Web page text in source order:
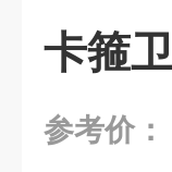
卡箍
参考价：